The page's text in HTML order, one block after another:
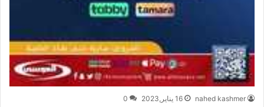
nahed kashmer 16 يناير,2023 0